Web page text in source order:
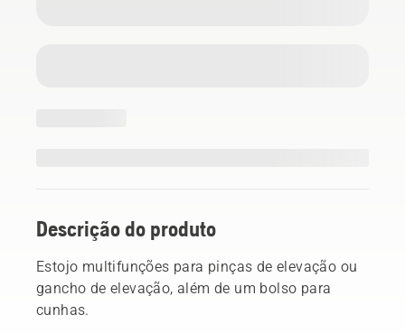
Descrição do produto
Estojo multifunções para pinças de elevação ou
gancho de elevação, além de um bolso para
cunhas.